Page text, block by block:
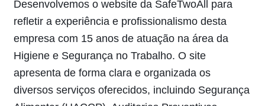
Desenvolvemos o website da SafeTwoAll para
refletir a experiência e profissionalismo desta
empresa com 15 anos de atuação na área da
Higiene e Segurança no Trabalho. O site
apresenta de forma clara e organizada os
diversos serviços oferecidos, incluindo Segurança